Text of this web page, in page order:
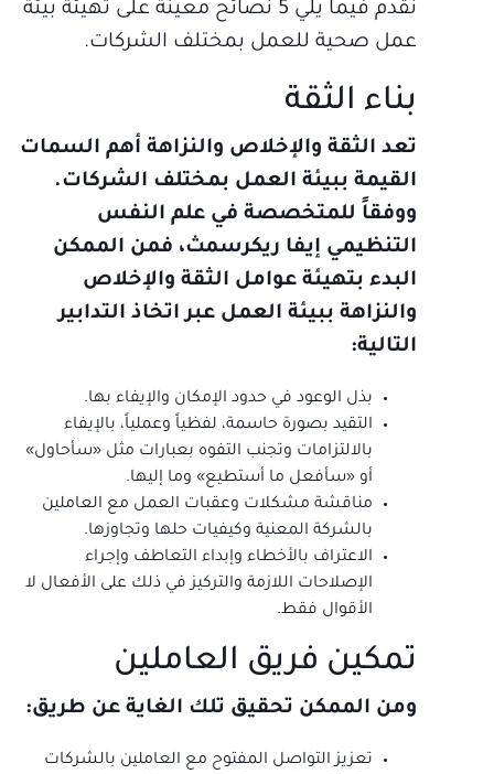
نقدم فيما يلي 5 نصائح معينة على تهيئة بيئة
عمل صحية للعمل بمختلف الشركات.
بناء الثقة
تعد الثقة والإخلاص والنزاهة أهم السمات
القيمة ببيئة العمل بمختلف الشركات.
ووفقاً للمتخصصة في علم النفس
التنظيمي إيفا ريكرسمث، فمن الممكن
البدء بتهيئة عوامل الثقة والإخلاص
والنزاهة ببيئة العمل عبر اتخاذ التدابير
التالية:
بذل الوعود في حدود الإمكان والإيفاء بها.
التقيد بصورة حاسمة، لفظياً وعملياً، بالإيفاء
بالالتزامات وتجنب التفوه بعبارات مثل «سأحاول»
أو «سأفعل ما أستطيع» وما إليها.
مناقشة مشكلات وعقبات العمل مع العاملين
بالشركة المعنية وكيفيات حلها وتجاوزها.
الاعتراف بالأخطاء وإبداء التعاطف وإجراء
الإصلاحات اللازمة والتركيز في ذلك على الأفعال لا
الأقوال فقط.
تمكين فريق العاملين
ومن الممكن تحقيق تلك الغاية عن طريق:
تعزيز التواصل المفتوح مع العاملين بالشركات